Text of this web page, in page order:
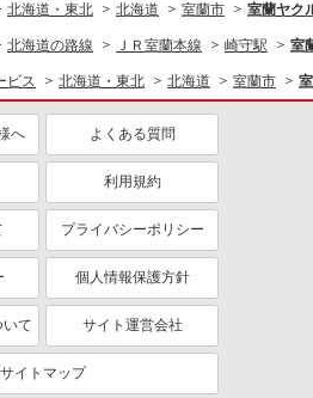
北海道・東北 北海道 室蘭市 室蘭ヤク
北海道の路線 ＪＲ室蘭本線 崎守駅 室
ビス 北海道・東北 北海道 室蘭市
へ よくある質問
利用規約
プライバシーポリシー
個人情報保護方針
いて サイト運営会社
サイトマップ